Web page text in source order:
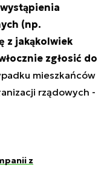
(np.
z jakąkolwiek
zgłosić do
mieszkańców
rządowych -
z